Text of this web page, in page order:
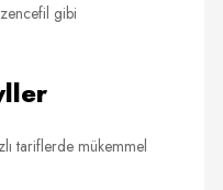
gibi
tariflerde mükemmel